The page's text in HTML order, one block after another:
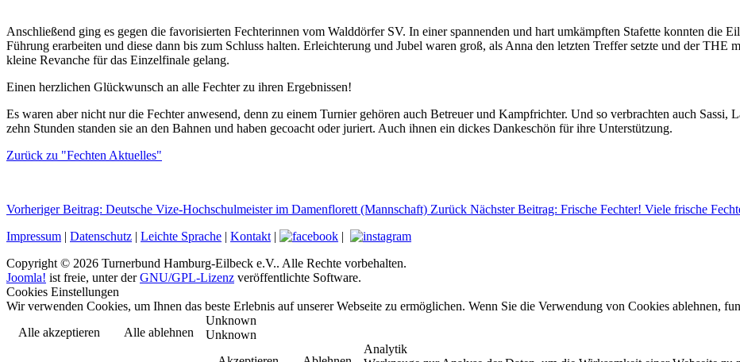
Anschließend ging es gegen die favorisierten Fechterinnen vom Walddörfer SV. In einer spannenden und hart umkämpften Stafette konnten die
Führung erarbeiten und diese dann bis zum Schluss halten. Erleichterung und Jubel waren groß, als Anna den letzten Treffer setzte und der THE
kleine Revanche für das Einzelfinale gelang.
Einen herzlichen Glückwunsch an alle Fechter zu ihren Ergebnissen!
Es waren aber nicht nur die Fechter anwesend, denn zu einem Turnier gehören auch Betreuer und Kampfrichter. Und so verbrachten auch
zehn Stunden standen sie an den Bahnen und haben gecoacht oder juriert. Auch ihnen ein dickes Dankeschön für ihre Unterstützung.
Zurück zu "Fechten Aktuelles"
Vorheriger Beitrag: Deutsche Vize-Hochschulmeister im Damenflorett (Mannschaft) Zurück Nächster Beitrag: Frische Fechter! Viele frische
Impressum | Datenschutz | Leichte Sprache | Kontakt |
|
Copyright © 2026 Turnerbund Hamburg-Eilbeck e.V.. Alle Rechte vorbehalten.
Joomla! ist freie, unter derGNU/GPL-Lizenz veröffentlichte Software.
Cookies Einstellungen
Wir verwenden Cookies, um Ihnen das beste Erlebnis auf unserer Webseite zu ermöglichen. Wenn Sie die Verwendung von Cookies ablehnen,
Alle akzeptieren
Alle ablehnen
Unknown
Unknown
Analytik